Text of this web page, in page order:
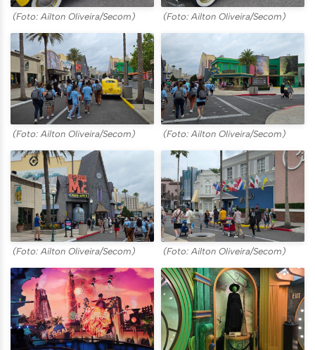
(Foto: Ailton Oliveira/Secom) (Foto: Ailton Oliveira/Secom)
(Foto: Ailton Oliveira/Secom) (Foto: Ailton Oliveira/Secom)
(Foto: Ailton Oliveira/Secom) (Foto: Ailton Oliveira/Secom)